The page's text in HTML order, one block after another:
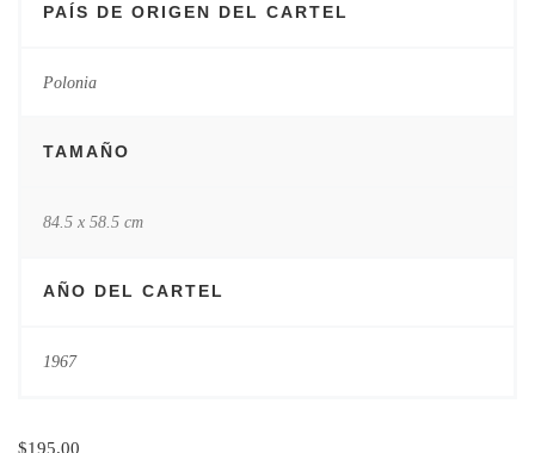
PAÍS DE ORIGEN DEL CARTEL
Polonia
TAMAÑO
84.5 x 58.5 cm
AÑO DEL CARTEL
1967
$195.00